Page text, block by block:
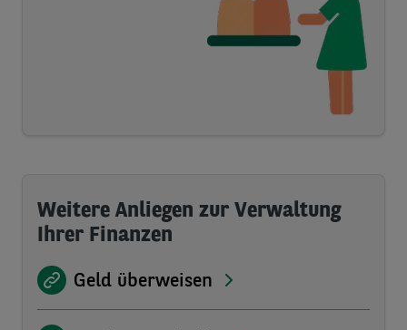
Weitere Anliegen zur Verwaltung
Ihrer Finanzen
Geld überweisen